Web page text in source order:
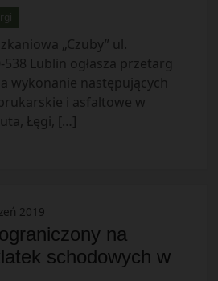
„Czuby” ul.
Lublin ogłasza przetarg
wykonanie następujących
i asfaltowe w
Łęgi, […]
2019
na
schodowych w